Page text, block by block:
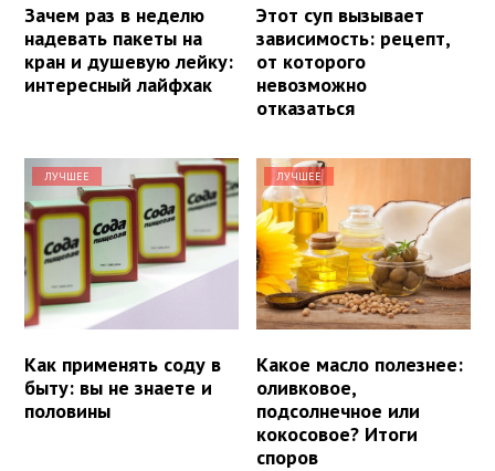
Зачем раз в неделю
надевать пакеты на
кран и душевую лейку:
интересный лайфхак
Этот суп вызывает
зависимость: рецепт,
от которого
невозможно
отказаться
ЛУЧШЕЕ
Как применять соду в
быту: вы не знаете и
половины
ЛУЧШЕЕ
Какое масло полезнее:
оливковое,
подсолнечное или
кокосовое? Итоги
споров